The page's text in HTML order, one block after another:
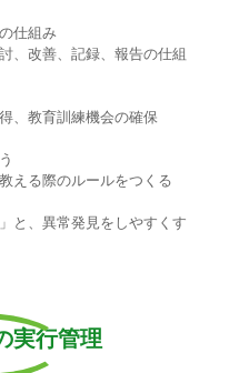
仕組み
、改善、記録、報告の仕組
、教育訓練機会の確保
える際のルールをつくる
と、異常発見をしやすくす
実行管理